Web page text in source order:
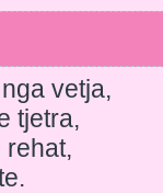
vetja,
tjetra,
rehat,